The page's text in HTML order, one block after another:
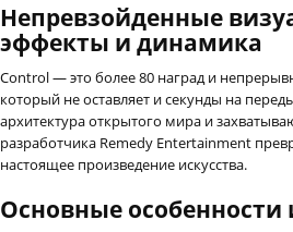
Непревзойденные
эффекты и динамика
Control — это более 80 наград и
который не оставляет и секунды на
архитектура открытого мира и
разработчика Remedy Entertainment
настоящее произведение искусства.
Основные особенности